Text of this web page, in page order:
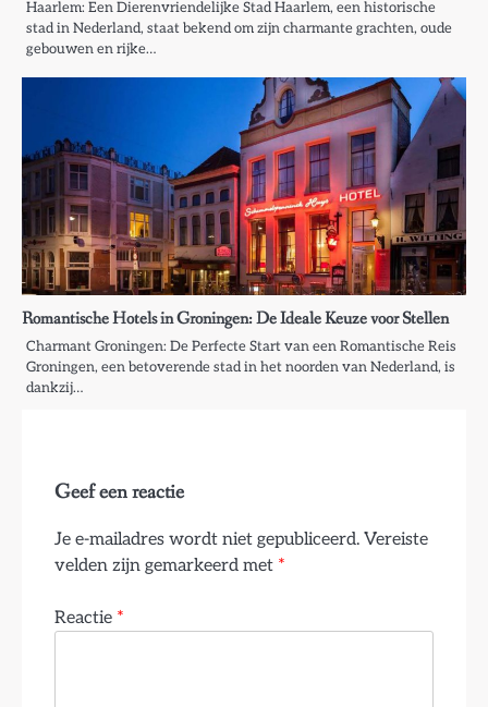
Haarlem: Een Dierenvriendelijke Stad Haarlem, een historische
stad in Nederland, staat bekend om zijn charmante grachten, oude
gebouwen en rijke…
Romantische Hotels in Groningen: De Ideale Keuze voor Stellen
Charmant Groningen: De Perfecte Start van een Romantische Reis
Groningen, een betoverende stad in het noorden van Nederland, is
dankzij…
Geef een reactie
Je e-mailadres wordt niet gepubliceerd. Vereiste
velden zijn gemarkeerd met *
Reactie *